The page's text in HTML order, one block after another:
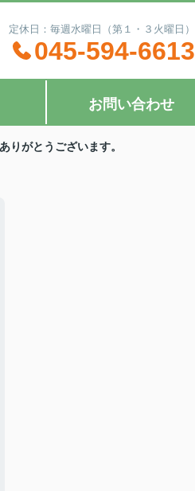
休日：毎週水曜日（第１・３火曜日）
045-594-6613
お問い合わせ
りがとうございます。